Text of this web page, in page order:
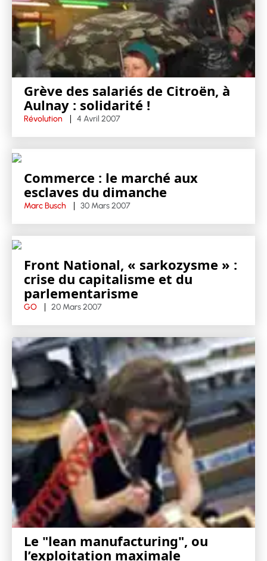
Grève des salariés de Citroën, à
Aulnay : solidarité !
Révolution 4 Avril 2007
Commerce : le marché aux
esclaves du dimanche
Marc Busch 30 Mars 2007
Front National, « sarkozysme » :
crise du capitalisme et du
parlementarisme
GO 20 Mars 2007
Le "lean manufacturing", ou
l’exploitation maximale